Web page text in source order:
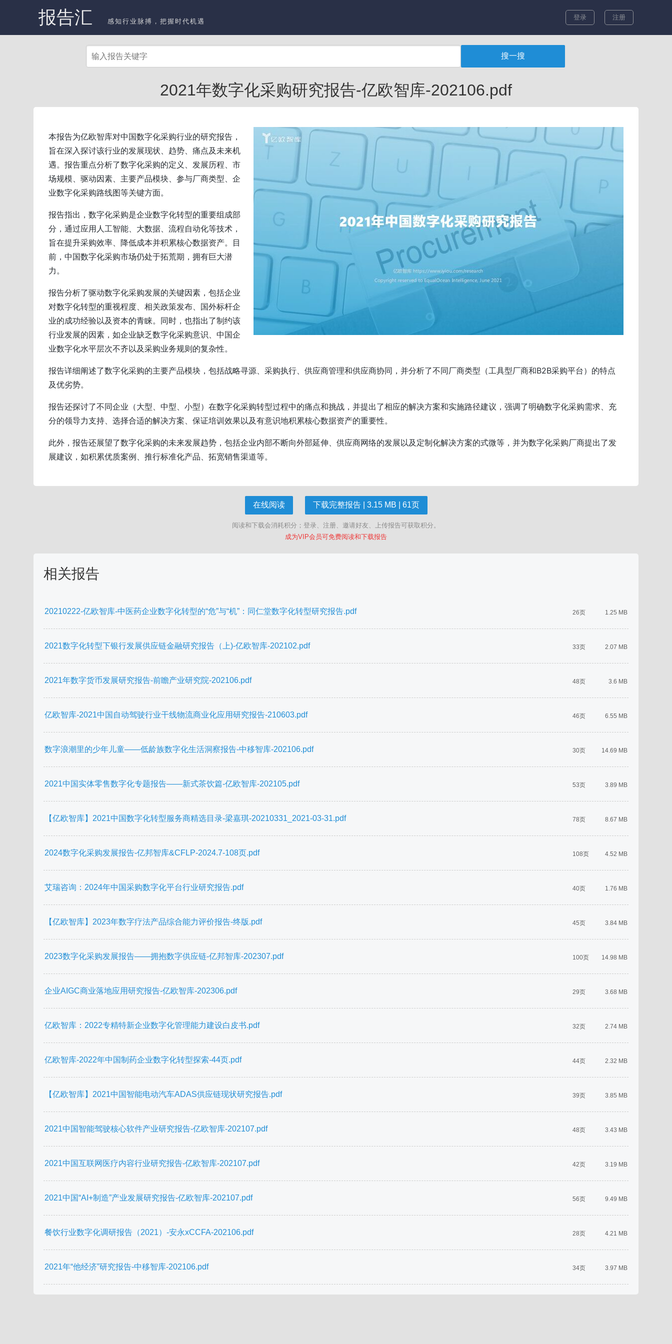
报告汇 感知行业脉搏，把握时代机遇
登录 注册
2021年数字化采购研究报告-亿欧智库-202106.pdf
本报告为亿欧智库对中国数字化采购行业的研究报告，
旨在深入探讨该行业的发展现状、趋势、痛点及未来机
遇。报告重点分析了数字化采购的定义、发展历程、市
场规模、驱动因素、主要产品模块、参与厂商类型、企
业数字化采购路线图等关键方面。
报告指出，数字化采购是企业数字化转型的重要组成部
分，通过应用人工智能、大数据、流程自动化等技术，
旨在提升采购效率、降低成本并积累核心数据资产。目
前，中国数字化采购市场仍处于拓荒期，拥有巨大潜
力。
报告分析了驱动数字化采购发展的关键因素，包括企业
对数字化转型的重视程度、相关政策发布、国外标杆企
业的成功经验以及资本的青睐。同时，也指出了制约该
行业发展的因素，如企业缺乏数字化采购意识、中国企
业数字化水平层次不齐以及采购业务规则的复杂性。
报告详细阐述了数字化采购的主要产品模块，包括战略寻源、采购执行、供应商管理和供应商协同，并分析了不同厂商类型（工具型厂商和B2B采购平台）的特点
及优劣势。
报告还探讨了不同企业（大型、中型、小型）在数字化采购转型过程中的痛点和挑战，并提出了相应的解决方案和实施路径建议，强调了明确数字化采购需求、充
分的领导力支持、选择合适的解决方案、保证培训效果以及有意识地积累核心数据资产的重要性。
此外，报告还展望了数字化采购的未来发展趋势，包括企业内部不断向外部延伸、供应商网络的发展以及定制化解决方案的式微等，并为数字化采购厂商提出了发
展建议，如积累优质案例、推行标准化产品、拓宽销售渠道等。
在线阅读 下载完整报告 | 3.15 MB | 61页
阅读和下载会消耗积分；登录、注册、邀请好友、上传报告可获取积分。
成为VIP会员可免费阅读和下载报告
相关报告
1.25 MB
26页
20210222-亿欧智库-中医药企业数字化转型的“危”与“机”：同仁堂数字化转型研究报告.pdf
2.07 MB
33页
2021数字化转型下银行发展供应链金融研究报告（上)-亿欧智库-202102.pdf
3.6 MB
48页
2021年数字货币发展研究报告-前瞻产业研究院-202106.pdf
6.55 MB
46页
亿欧智库-2021中国自动驾驶行业干线物流商业化应用研究报告-210603.pdf
14.69 MB
30页
数字浪潮里的少年儿童——低龄族数字化生活洞察报告-中移智库-202106.pdf
3.89 MB
53页
2021中国实体零售数字化专题报告——新式茶饮篇-亿欧智库-202105.pdf
8.67 MB
78页
【亿欧智库】2021中国数字化转型服务商精选目录-梁嘉琪-20210331_2021-03-31.pdf
4.52 MB
108页
2024数字化采购发展报告-亿邦智库&CFLP-2024.7-108页.pdf
1.76 MB
40页
艾瑞咨询：2024年中国采购数字化平台行业研究报告.pdf
3.84 MB
45页
【亿欧智库】2023年数字疗法产品综合能力评价报告-终版.pdf
14.98 MB
100页
2023数字化采购发展报告——拥抱数字供应链-亿邦智库-202307.pdf
3.68 MB
29页
企业AIGC商业落地应用研究报告-亿欧智库-202306.pdf
2.74 MB
32页
亿欧智库：2022专精特新企业数字化管理能力建设白皮书.pdf
2.32 MB
44页
亿欧智库-2022年中国制药企业数字化转型探索-44页.pdf
3.85 MB
39页
【亿欧智库】2021中国智能电动汽车ADAS供应链现状研究报告.pdf
3.43 MB
48页
2021中国智能驾驶核心软件产业研究报告-亿欧智库-202107.pdf
3.19 MB
42页
2021中国互联网医疗内容行业研究报告-亿欧智库-202107.pdf
9.49 MB
56页
2021中国“AI+制造”产业发展研究报告-亿欧智库-202107.pdf
4.21 MB
28页
餐饮行业数字化调研报告（2021）-安永xCCFA-202106.pdf
3.97 MB
34页
2021年“他经济”研究报告-中移智库-202106.pdf